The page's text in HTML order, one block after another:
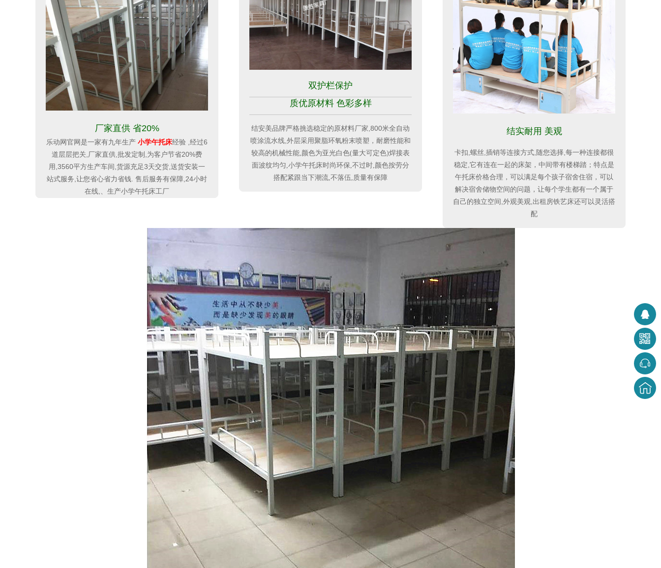
厂家直供 省20%
乐动网官网是一家有九年生产 小学午托床经验 ,经过6
道层层把关,厂家直供,批发定制,为客户节省20%费
用,3560平方生产车间,货源充足3天交货,送货安装一
站式服务,让您省心省力省钱. 售后服务有保障,24小时
在线,、生产小学午托床工厂
双护栏保护
质优原材料 色彩多样
结安美品牌严格挑选稳定的原材料厂家,800米全自动
喷涂流水线, 外层采用聚脂环氧粉末喷塑，耐磨性能和
较高的机械性能,颜色为亚光白色(量大可定色)焊接表
面波纹均匀,小学午托床时尚环保,不过时,颜色按劳分
搭配紧跟当下潮流,不落伍,质量有保障
结实耐用 美观
卡扣,螺丝,插销等连接方式,随您选择,每一种连接都很
稳定,它有连在一起的床架，中间带有楼梯踏；特点是
午托床价格合理，可以满足每个孩子宿舍住宿，可以
解决宿舍储物空间的问题，让每个学生都有一个属于
自己的独立空间,外观美观,出租房铁艺床还可以灵活搭
配